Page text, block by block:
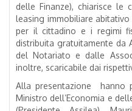
delle Finanze), chiarisce le
leasing immobiliare
per il cittadino e i regimi
distribuita gratuitamente da
del Notariato e dalle
inoltre, scaricabile dai
Alla presentazione hanno
Ministro dell’Economia e